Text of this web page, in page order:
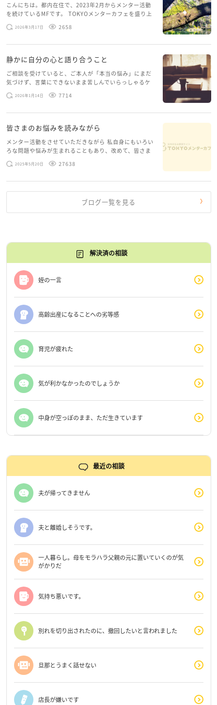
こんにちは。都内在住で、2023年2月からメンター活動
を続けているMFです。 TOKYOメンターカフェを盛り上
げたいという想いから、勇気を出して初めてブログを投
稿してみようと思います。少し自分のことを書いてみま
2026年3月17日 2658
静かに自分の心と語り合うこと
ご相談を受けていると、ご本人が「本当の悩み」にまだ
気づけず、言葉にできないまま苦しんでいらっしゃるケ
ースがありますお悩みというのは、心の深いところ（深
層心理）に触れることで、まったく違う角度から解決の
2026年1月14日 7714
皆さまのお悩みを読みながら
メンター活動をさせていただきながら 私自身にもいろい
ろな問題や悩みが生まれることもあり、改めて、皆さま
のお悩みを読みながら 「みんな、もがいてる。わたし
だけじゃないんだな」と、逆に励まされるような日々で
2025年5月20日 27638
ブログ一覧を見る
解決済の相談
姪の一言
高齢出産になることへの劣等感
育児が疲れた
気が利かなかったのでしょうか
中身が空っぽのまま、ただ生きています
最近の相談
夫が帰ってきません
夫と離婚しそうです。
一人暮らし。母をモラハラ父親の元に置いていくのが気
がかりだ
気持ち悪いです。
別れを切り出されたのに、撤回したいと言われました
旦那とうまく話せない
店長が嫌いです